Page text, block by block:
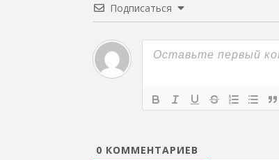
Подписаться
0 КОММЕНТАРИЕВ